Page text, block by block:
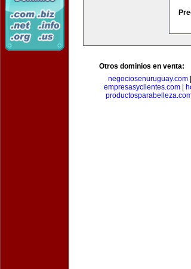
Otros dominios en venta:
negociosenuruguay.com
empresasyclientes.com